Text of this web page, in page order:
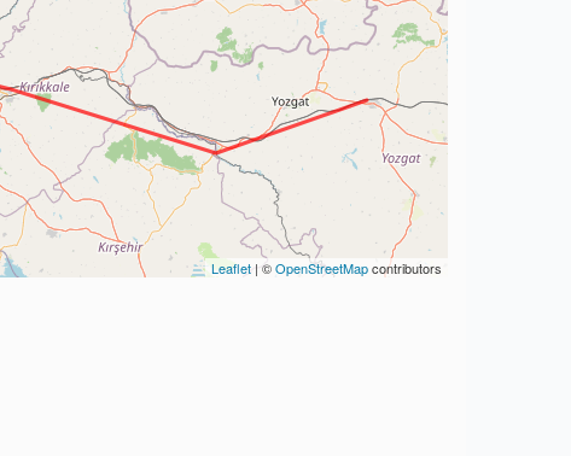
Leaflet | ©OpenStreetMapcontributors